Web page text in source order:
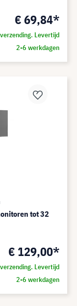
€ 69,84*
Levertijd
2-6 werkdagen
tot 32
€ 129,00*
Levertijd
2-6 werkdagen